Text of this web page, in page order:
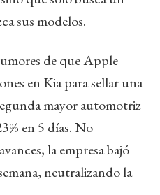
sus modelos.
de que Apple
en Kia para sellar una
mayor automotriz
en 5 días. No
la empresa bajó
neutralizando la